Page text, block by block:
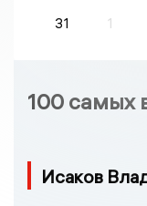
31
1
100 самых
Исаков